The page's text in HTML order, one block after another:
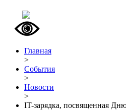
Главная
>
События
>
Новости
>
IT-зарядка, посвященная